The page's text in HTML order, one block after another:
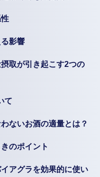
影響
取が引き起こす2つの
て
ないお酒の適量とは？
のポイント
アグラを効果的に使い